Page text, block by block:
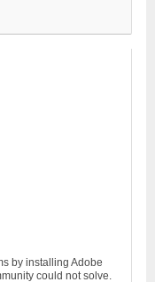
by installing Adobe
could not solve.